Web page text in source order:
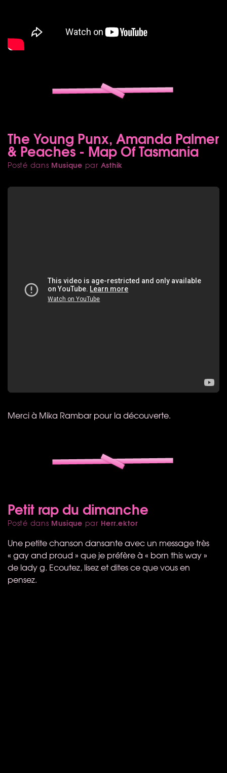
The Young Punx, Amanda Palmer
& Peaches - Map Of Tasmania
Posté dans Musique par Asthik
Merci à Mika Rambar pour la découverte.
Petit rap du dimanche
Posté dans Musique par Herr.ektor
Une petite chanson dansante avec un message très
« gay and proud » que je préfère à « born this way »
de lady g. Ecoutez, lisez et dites ce que vous en
pensez.